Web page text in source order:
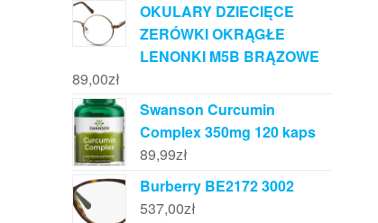
OKULARY DZIECIĘCE
ZERÓWKI OKRĄGŁE
LENONKI M5B BRĄZOWE
89,00zł
Swanson Curcumin
Complex 350mg 120 kaps
89,99zł
Burberry BE2172 3002
537,00zł